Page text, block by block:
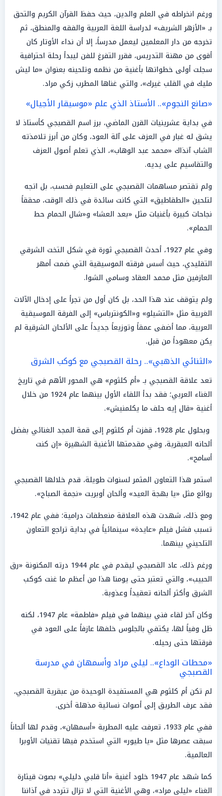
ورغم انخراطه في العلم والدين، حيث حفظ القرآن الكريم والتحق
بـ «الأزهر الشريف» لدراسة اللغة العربية والفقه والمنطق، ثم
تخرجه من دار المعلمين ليعمل مدرساً، إلا أن نداء الأوتار كان
أقوى من مهنة التدريس، فقرر التفرغ للفن ليبدأ رحلة احترافية
سجلت أولى خطواتها بأغنية من نظمه وتلحينه بعنوان «ما ليش
مليك في القلب غيرك»، والتي غناها المطرب زكي مراد.
«صانع النجوم».. الأستاذ الذي علم «موسيقار الأجيال»
في بداية عشرينيات القرن الماضي، برز اسم القصبجي كأستاذ لا
يشق له غبار في العزف على آلة العود، وكان من أبرز تلامذته
الشاب آنذاك «محمد عبد الوهاب»، الذي تعلم أصول العزف
والتقاسيم على يديه.
ولم تقتصر مساهمات القصبجي على التعليم فحسب، بل اتجه
لتلحين «الطقاطيق» التي كانت سائدة في ذلك الوقت، محققاً
نجاحات كبيرة بأغنيات مثل «بعد العشا» و«شال الحمام حط
الحمام».
وفي عام 1927، أحدث القصبجي ثورة في شكل التخت الشرقي
التقليدي، حيث أسس فرقته الموسيقية التي ضمت أمهر
العازفين مثل محمد العقاد وسامي الشوا.
ولم يتوقف عند هذا الحد، بل كان أول من تجرأ على إدخال الآلات
الغربية مثل «التشيلو» و«الكونترباس» إلى الفرقة الموسيقية
العربية، مما أضفى عمقاً وتوزيعاً جديداً على الألحان الشرقية لم
يكن معهوداً من قبل.
«الثنائي الذهبي».. رحلة القصبجي مع كوكب الشرق
تعد علاقة القصبجي بـ «أم كلثوم» هي المحور الأهم في تاريخ
الغناء العربي؛ فقد بدأ اللقاء الأول بينهما عام 1924 من خلال
أغنية «قال إيه حلف ما يكلمنيش».
وبحلول عام 1928، قفزت أم كلثوم إلى قمة المجد الغنائي بفضل
ألحانه العبقرية، وفي مقدمتها الأغنية الشهيرة «إن كنت
أسامح».
استمر هذا التعاون المثمر لسنوات طويلة، قدم خلالها القصبجي
روائع مثل «يا بهجة العيد» وألحان أوبريت «نجمة الصباح».
ومع ذلك، شهدت هذه العلاقة منعطفات درامية؛ ففي عام 1942،
تسبب فشل فيلم «عايدة» سينمائياً في بداية تراجع التعاون
التلحيني بينهما.
ورغم ذلك، عاد القصبجي ليقدم في عام 1944 درته المكنونة «رق
الحبيب»، والتي تعتبر حتى يومنا هذا من أعظم ما غنت كوكب
الشرق وأكثر ألحانه تعقيداً وعذوبة.
وكان آخر لقاء فني بينهما في فيلم «فاطمة» عام 1947، لكنه
ظل وفياً لها، يكتفي بالجلوس خلفها عازفاً على العود في
فرقتها حتى رحيله.
«محطات الوداع».. ليلى مراد وأسمهان في مدرسة
القصبجي
لم تكن أم كلثوم هي المستفيدة الوحيدة من عبقرية القصبجي،
فقد عرف الطريق إلى أصوات نسائية مذهلة أخرى.
ففي عام 1933، تعرفت عليه المطربة «أسمهان»، وقدم لها ألحاناً
سبقت عصرها مثل «يا طيور» التي استخدم فيها تقنيات الأوبرا
العالمية.
كما شهد عام 1947 خلود أغنية «أنا قلبي دليلي» بصوت قيثارة
الغناء «ليلى مراد»، وهي الأغنية التي لا تزال تتردد في آذاننا